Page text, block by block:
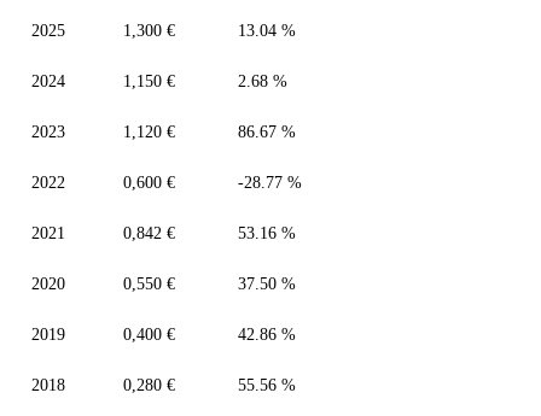
2025 1,300 € 13.04 %
2024 1,150 € 2.68 %
2023 1,120 € 86.67 %
2022 0,600 € -28.77 %
2021 0,842 € 53.16 %
2020 0,550 € 37.50 %
2019 0,400 € 42.86 %
2018 0,280 € 55.56 %